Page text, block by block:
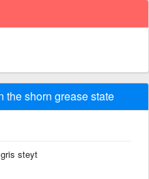
the shorn grease state
gris steyt